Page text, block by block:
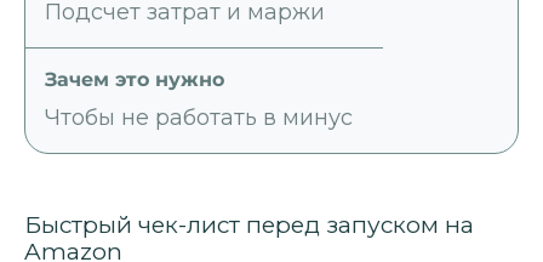
Подсчет затрат и маржи
Чтобы не работать в минус
Быстрый чек-лист перед запуском на
Amazon